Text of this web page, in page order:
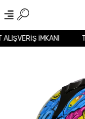
ALIŞVERİŞ İMKANI